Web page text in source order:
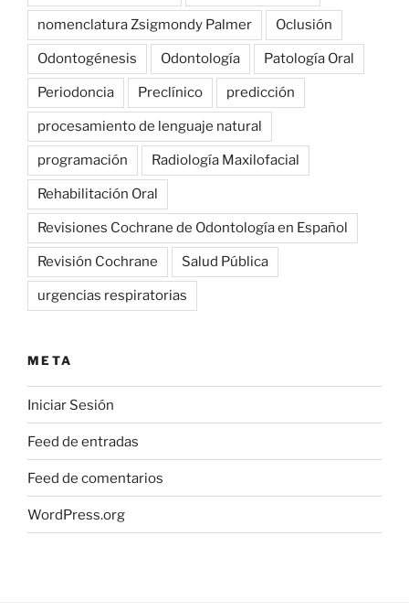
nomenclatura Zsigmondy Palmer Oclusión
Odontogénesis Odontología Patología Oral
Periodoncia Preclínico predicción
procesamiento de lenguaje natural
programación Radiología Maxilofacial
Rehabilitación Oral
Revisiones Cochrane de Odontología en Español
Revisión Cochrane Salud Pública
urgencias respiratorias
META
Iniciar Sesión
Feed de entradas
Feed de comentarios
WordPress.org